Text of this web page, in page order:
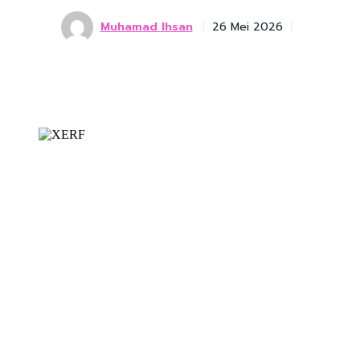
Muhamad Ihsan 26 Mei 2026